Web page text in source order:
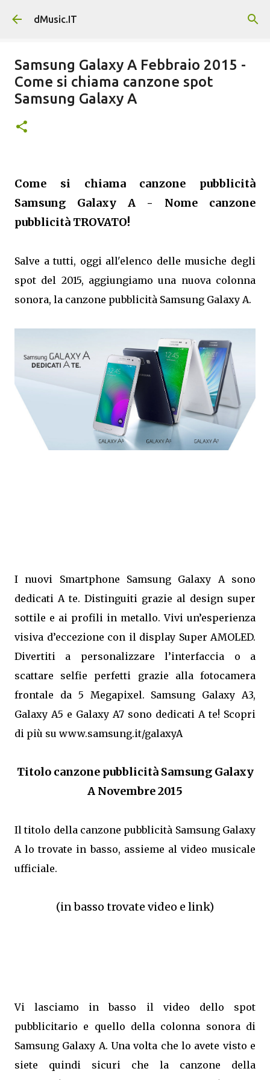
Passa ai contenuti principali
dMusic.IT
Samsung Galaxy A Febbraio 2015 -
Come si chiama canzone spot
Samsung Galaxy A
Come si chiama canzone pubblicità
Samsung Galaxy A - Nome canzone
pubblicità TROVATO!
Salve a tutti, oggi all'elenco delle musiche degli
spot del 2015, aggiungiamo una nuova colonna
sonora, la canzone pubblicità Samsung Galaxy A.
I nuovi Smartphone Samsung Galaxy A sono
dedicati A te. Distinguiti grazie al design super
sottile e ai profili in metallo. Vivi un’esperienza
visiva d’eccezione con il display Super AMOLED.
Divertiti a personalizzare l’interfaccia o a
scattare selfie perfetti grazie alla fotocamera
frontale da 5 Megapixel. Samsung Galaxy A3,
Galaxy A5 e Galaxy A7 sono dedicati A te! Scopri
di più su www.samsung.it/galaxyA
Titolo canzone pubblicità Samsung Galaxy
A Novembre 2015
Il titolo della canzone pubblicità Samsung Galaxy
A lo trovate in basso, assieme al video musicale
ufficiale.
(in basso trovate video e link)
Vi lasciamo in basso il video dello spot
pubblicitario e quello della colonna sonora di
Samsung Galaxy A. Una volta che lo avete visto e
siete quindi sicuri che la canzone della